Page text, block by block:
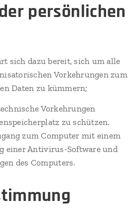
persönlichen
sich dazu bereit, sich um alle
Vorkehrungen zum
Daten zu kümmern;
Vorkehrungen
zu schützen.
zum Computer mit einem
einer Antivirus-Software und
des Computers.